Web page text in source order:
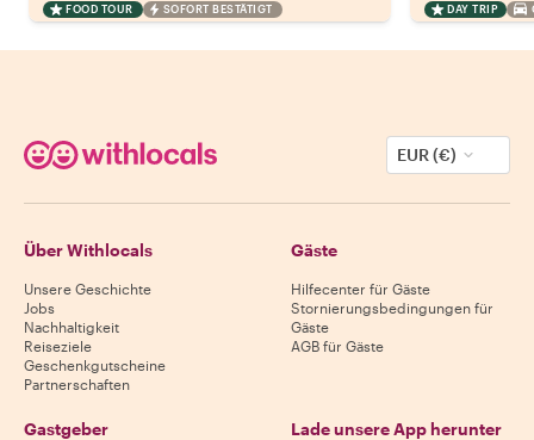
FOOD TOUR SOFORT BESTÄTIGT DAY TRIP
EUR (€)
Über Withlocals
Unsere Geschichte
Jobs
Nachhaltigkeit
Reiseziele
Geschenkgutscheine
Partnerschaften
Gäste
Hilfecenter für Gäste
Stornierungsbedingungen für
Gäste
AGB für Gäste
Gastgeber Lade unsere App herunter